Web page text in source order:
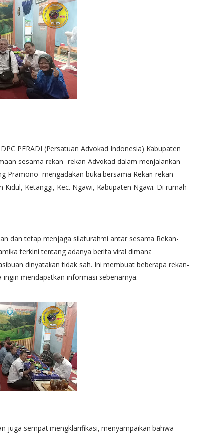
PERADI (Persatuan Advokad Indonesia) Kabupaten
sesama rekan- rekan Advokad dalam menjalankan
Pramono mengadakan buka bersama Rekan-rekan
Kidul, Ketanggi, Kec. Ngawi, Kabupaten Ngawi. Di rumah
dan tetap menjaga silaturahmi antar sesama Rekan-
terkini tentang adanya berita viral dimana
dinyatakan tidak sah. Ini membuat beberapa rekan-
mendapatkan informasi sebenarnya.
juga sempat mengklarifikasi, menyampaikan bahwa